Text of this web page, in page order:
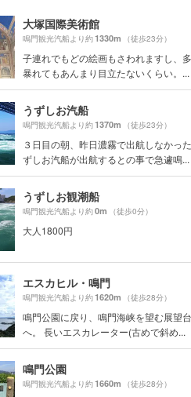
大塚国際美術館
鳴門観光汽船より約1330m （徒歩23分）
子連れでもどの絵画もさわれますし、
暴れてもあんまり目立たないくらい。...
うずしお汽船
鳴門観光汽船より約1370m （徒歩23分）
３日目の朝、昨日濃霧で出航しなかっ
ずしお汽船が出航するとの事で急遽鳴...
うずしお観潮船
鳴門観光汽船より約0m （徒歩0分）
大人1800円
エスカヒル・鳴門
鳴門観光汽船より約1620m （徒歩28分）
鳴門公園に戻り、鳴門海峡を望む展望台
へ。 長いエスカレーター(古めで斜め...
鳴門公園
鳴門観光汽船より約1660m （徒歩28分）